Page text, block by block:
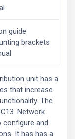
guide
brackets
unit has a
that increase
The
Network
configure and
It has has a